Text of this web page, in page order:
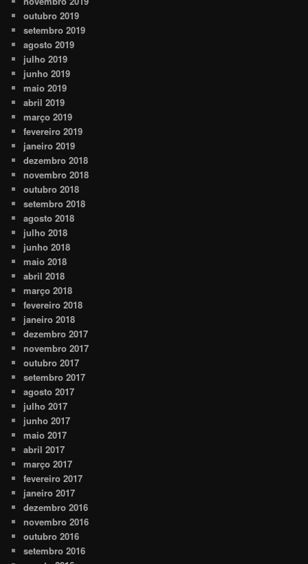
outubro 2019
setembro 2019
agosto 2019
julho 2019
junho 2019
maio 2019
abril 2019
março 2019
fevereiro 2019
janeiro 2019
dezembro 2018
novembro 2018
outubro 2018
setembro 2018
agosto 2018
julho 2018
junho 2018
maio 2018
abril 2018
março 2018
fevereiro 2018
janeiro 2018
dezembro 2017
novembro 2017
outubro 2017
setembro 2017
agosto 2017
julho 2017
junho 2017
maio 2017
abril 2017
março 2017
fevereiro 2017
janeiro 2017
dezembro 2016
novembro 2016
outubro 2016
setembro 2016